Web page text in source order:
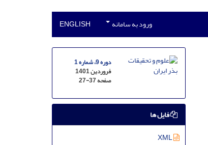
ورود به سامانه ENGLISH
دوره 9، شماره 1
فروردین 1401
صفحه27-37
فایل ها
XML